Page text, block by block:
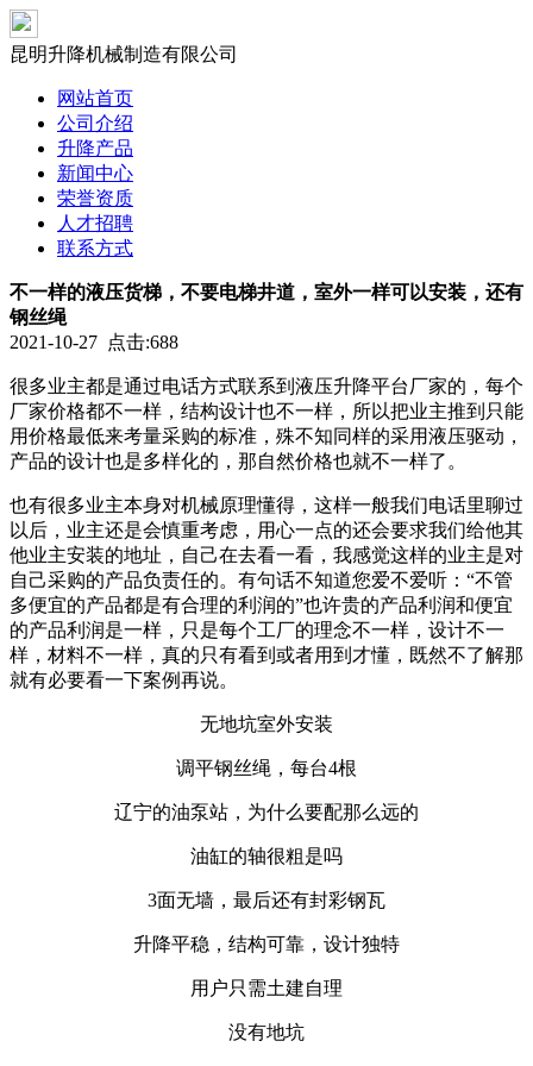
昆明升降机械制造有限公司
网站首页
公司介绍
升降产品
新闻中心
荣誉资质
人才招聘
联系方式
不一样的液压货梯，不要电梯井道，室外一样可以安装，还有
钢丝绳
2021-10-27 点击:688
很多业主都是通过电话方式联系到液压升降平台厂家的，每个
厂家价格都不一样，结构设计也不一样，所以把业主推到只能
用价格最低来考量采购的标准，殊不知同样的采用液压驱动，
产品的设计也是多样化的，那自然价格也就不一样了。
也有很多业主本身对机械原理懂得，这样一般我们电话里聊过
以后，业主还是会慎重考虑，用心一点的还会要求我们给他其
他业主安装的地址，自己在去看一看，我感觉这样的业主是对
自己采购的产品负责任的。有句话不知道您爱不爱听：“不管
多便宜的产品都是有合理的利润的”也许贵的产品利润和便宜
的产品利润是一样，只是每个工厂的理念不一样，设计不一
样，材料不一样，真的只有看到或者用到才懂，既然不了解那
就有必要看一下案例再说。
无地坑室外安装
调平钢丝绳，每台4根
辽宁的油泵站，为什么要配那么远的
油缸的轴很粗是吗
3面无墙，最后还有封彩钢瓦
升降平稳，结构可靠，设计独特
用户只需土建自理
没有地坑